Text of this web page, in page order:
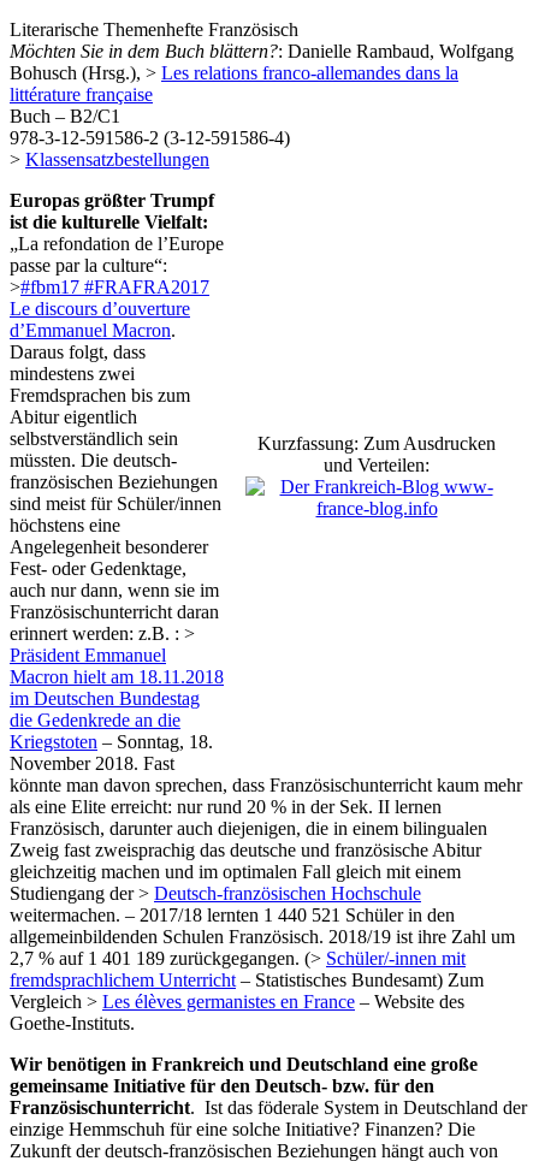
Literarische Themenhefte Französisch
Möchten Sie in dem Buch blättern?: Danielle Rambaud, Wolfgang
Bohusch (Hrsg.), > Les relations franco-allemandes dans la
littérature française
Buch – B2/C1
978-3-12-591586-2 (3-12-591586-4)
> Klassensatzbestellungen
Kurzfassung: Zum Ausdrucken
und Verteilen:
Europas größter Trumpf
ist die kulturelle Vielfalt:
„La refondation de l’Europe
passe par la culture“:
>#fbm17 #FRAFRA2017
Le discours d’ouverture
d’Emmanuel Macron.
Daraus folgt, dass
mindestens zwei
Fremdsprachen bis zum
Abitur eigentlich
selbstverständlich sein
müssten. Die deutsch-
französischen Beziehungen
sind meist für Schüler/innen
höchstens eine
Angelegenheit besonderer
Fest- oder Gedenktage,
auch nur dann, wenn sie im
Französischunterricht daran
erinnert werden: z.B. : >
Präsident Emmanuel
Macron hielt am 18.11.2018
im Deutschen Bundestag
die Gedenkrede an die
Kriegstoten – Sonntag, 18.
November 2018. Fast
könnte man davon sprechen, dass Französischunterricht kaum mehr
als eine Elite erreicht: nur rund 20 % in der Sek. II lernen
Französisch, darunter auch diejenigen, die in einem bilingualen
Zweig fast zweisprachig das deutsche und französische Abitur
gleichzeitig machen und im optimalen Fall gleich mit einem
Studiengang der > Deutsch-französischen Hochschule
weitermachen. – 2017/18 lernten 1 440 521 Schüler in den
allgemeinbildenden Schulen Französisch. 2018/19 ist ihre Zahl um
2,7 % auf 1 401 189 zurückgegangen. (> Schüler/-innen mit
fremdsprachlichem Unterricht – Statistisches Bundesamt) Zum
Vergleich > Les élèves germanistes en France – Website des
Goethe-Instituts.
Wir benötigen in Frankreich und Deutschland eine große
gemeinsame Initiative für den Deutsch- bzw. für den
Französischunterricht. Ist das föderale System in Deutschland der
einzige Hemmschuh für eine solche Initiative? Finanzen? Die
Zukunft der deutsch-französischen Beziehungen hängt auch von